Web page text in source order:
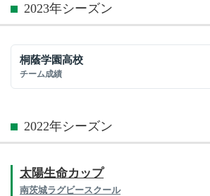
2023年シーズン
桐蔭学園高校
チーム成績
2022年シーズン
太陽生命カップ
南茨城ラグビースクール